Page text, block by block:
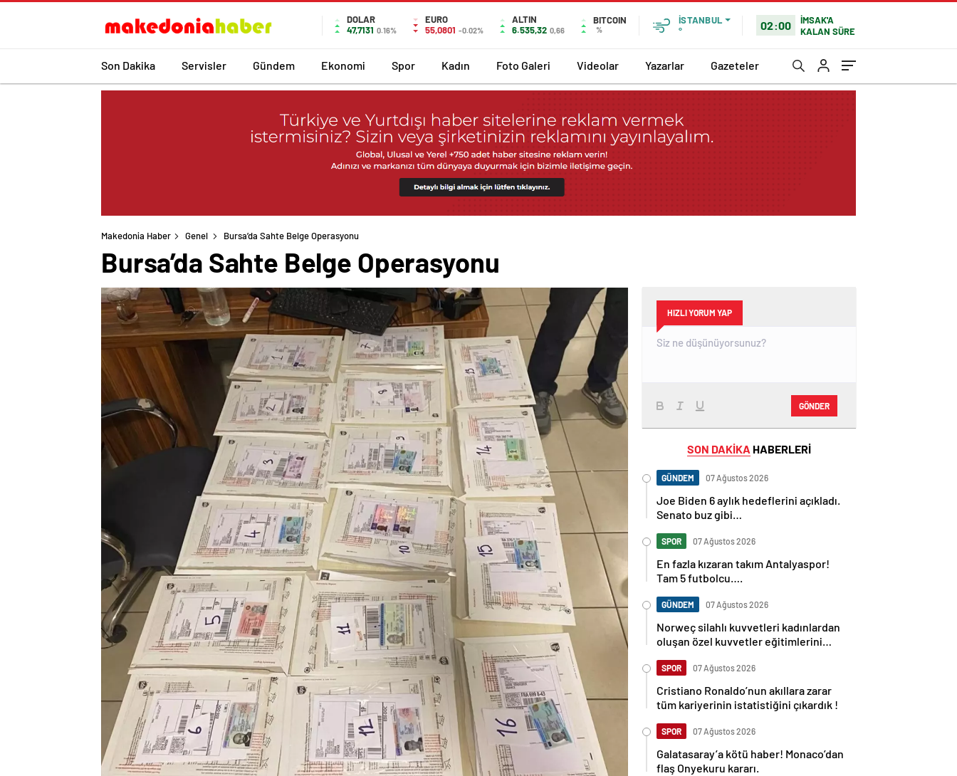
DOLAR
47,7131 0.16%
EURO
55,0801 -0.02%
ALTIN
6.535,32 0,66
BITCOIN
%
İSTANBUL
°
02:00
İMSAK'A
KALAN SÜRE
Son Dakika Servisler Gündem Ekonomi Spor Kadın Foto Galeri Videolar Yazarlar Gazeteler
Makedonia Haber Genel Bursa’da Sahte Belge Operasyonu
Bursa’da Sahte Belge Operasyonu
HIZLI YORUM YAP
GÖNDER
SON DAKİKA HABERLERİ
GÜNDEM 07 Ağustos 2026
Joe Biden 6 aylık hedeflerini açıkladı.
Senato buz gibi…
SPOR 07 Ağustos 2026
En fazla kızaran takım Antalyaspor!
Tam 5 futbolcu….
GÜNDEM 07 Ağustos 2026
Norweç silahlı kuvvetleri kadınlardan
oluşan özel kuvvetler eğitimlerini
SPOR 07 Ağustos 2026
Cristiano Ronaldo’nun akıllara zarar
tüm kariyerinin istatistiğini çıkardık !
SPOR 07 Ağustos 2026
Galatasaray’a kötü haber! Monaco’dan
flaş Onyekuru kararı.